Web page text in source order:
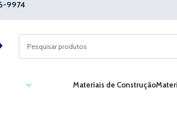
9974
Materiais de Construção